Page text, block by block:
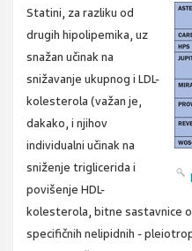
Statini, za razliku od
drugih hipolipemika, uz
snažan učinak na
snižavanje ukupnog i LDL-
kolesterola (važan je,
dakako, i njihov
individualni učinak na
sniženje triglicerida i
povišenje HDL-
kolesterola, bitne sastavnice
specifičnih nelipidnih -